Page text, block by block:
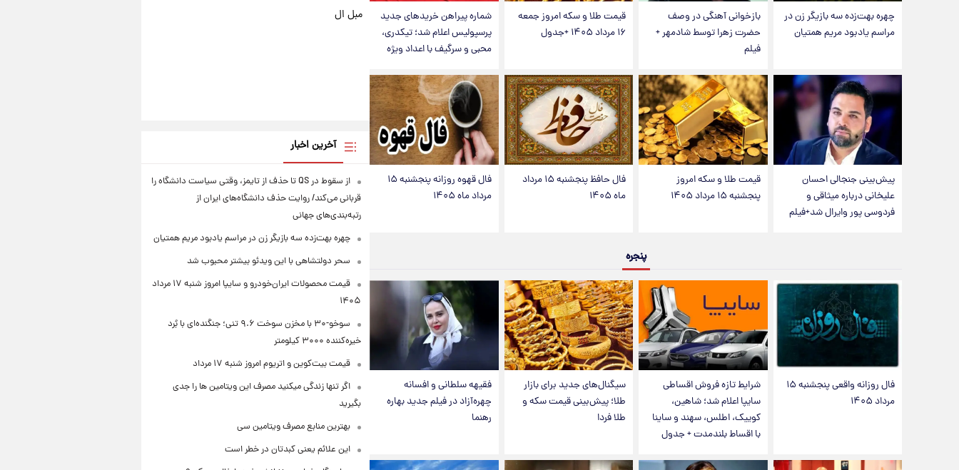
چهره بهت‌زده سه بازیگر زن در
مراسم یادبود مریم همتیان
بازخوانی آهنگی در وصف
حضرت زهرا توسط شادمهر +
فیلم
قیمت طلا و سکه امروز جمعه
۱۶ مرداد ۱۴۰۵ +جدول
شماره پیراهن خریدهای جدید
پرسپولیس اعلام شد؛ تیکدری،
محبی و سرگیف با اعداد ویژه
پیش‌بینی جنجالی احسان
علیخانی درباره میثاقی و
فردوسی پور وایرال شد+فیلم
قیمت طلا و سکه امروز
پنجشنبه ۱۵ مرداد ۱۴۰۵
فال حافظ پنجشنبه ۱۵ مرداد
ماه ۱۴۰۵
فال قهوه روزانه پنجشنبه ۱۵
مرداد ماه ۱۴۰۵
پنجره
فال روزانه واقعی پنجشنبه ۱۵
مرداد ۱۴۰۵
شرایط تازه فروش اقساطی
سایپا اعلام شد؛ شاهین،
کوییک، اطلس، سهند و ساینا
با اقساط بلندمدت + جدول
سیگنال‌های جدید برای بازار
طلا؛ پیش‌بینی قیمت سکه و
طلا فردا
فقیهه سلطانی و افسانه
چهره‌آزاد در فیلم جدید بهاره
رهنما
مبل ال
آخرین اخبار
از سقوط در QS تا حذف از تایمز، وقتی سیاست دانشگاه را
قربانی می‌کند/ روایت حذف دانشگاه‌های ایران از
رتبه‌بندی‌های جهانی
چهره بهت‌زده سه بازیگر زن در مراسم یادبود مریم همتیان
سحر دولتشاهی با این ویدئو بیشتر محبوب شد
قیمت محصولات ایران‌خودرو و سایپا امروز شنبه ۱۷ مرداد
۱۴۰۵
سوخو-۳۰ با مخزن سوخت ۹.۶ تنی؛ جنگنده‌ای با بُرد
خیره‌کننده ۳۰۰۰ کیلومتر
قیمت بیت‌کوین و اتریوم امروز شنبه ۱۷ مرداد
اگر تنها زندگی میکنید مصرف این ویتامین ها را جدی
بگیرید
بهترین منابع مصرف ویتامین سی
این علائم یعنی کبدتان در خطر است